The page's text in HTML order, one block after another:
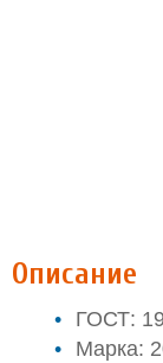
Описание
ГОСТ:
Марка: